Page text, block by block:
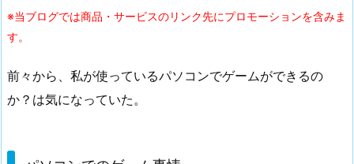
※当ブログでは商品・サービスのリンク先にプロモーションを含みま
す。
前々から、私が使っているパソコンでゲームができるの
か？は気になっていた。